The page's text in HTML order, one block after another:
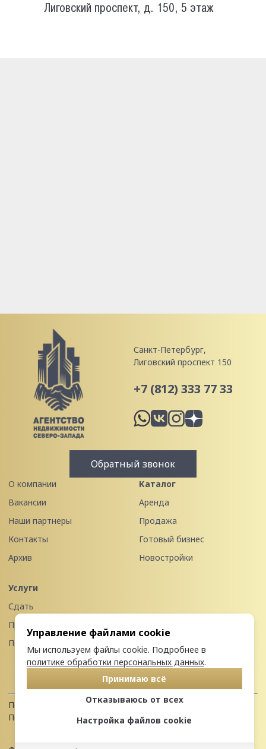
Лиговский проспект, д. 150, 5 этаж
Санкт-Петербург,
Лиговский проспект 150
+7 (812) 333 77 33
Обратный звонок
О компании
Вакансии
Наши партнеры
Контакты
Архив
Каталог
Аренда
Продажа
Готовый бизнес
Новостройки
Услуги
Сдать
Продать
Передать в управление
Политика конфиденциальности
Пользовательское соглашение
Управление файлами cookie
Мы используем файлы cookie. Подробнее в
политике обработки персональных данных.
Принимаю всё
Отказываюсь от всех
Настройка файлов cookie